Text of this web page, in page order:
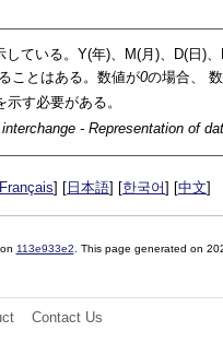
ている。Y(年)、M(月)、D(日)
ことはある。数値が0の場合、
す必要がある。
- Representation of
Français] [ 日本語] [한국어] [中文]
113e933e2 . This page generated on
Contact Us